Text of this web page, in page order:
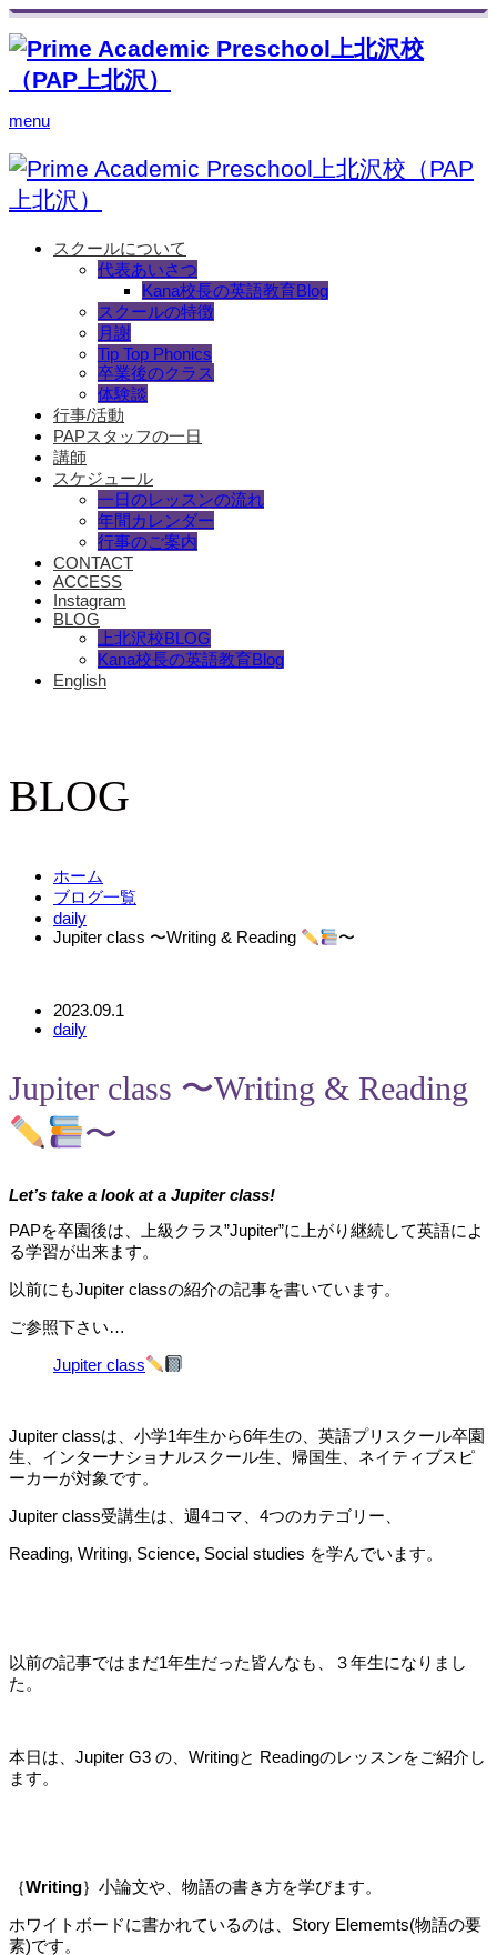
menu
スクールについて
代表あいさつ
Kana校長の英語教育Blog
スクールの特徴
月謝
Tip Top Phonics
卒業後のクラス
体験談
行事/活動
PAPスタッフの一日
講師
スケジュール
一日のレッスンの流れ
年間カレンダー
行事のご案内
CONTACT
ACCESS
Instagram
BLOG
上北沢校BLOG
Kana校長の英語教育Blog
English
BLOG
ホーム
ブログ一覧
daily
Jupiter class 〜Writing & Reading
〜
2023.09.1
daily
Jupiter class 〜Writing & Reading
〜
Let’s take a look at a Jupiter class!
PAPを卒園後は、上級クラス”Jupiter”に上がり継続して英語によ
る学習が出来ます。
以前にもJupiter classの紹介の記事を書いています。
ご参照下さい…
Jupiter class
Jupiter classは、小学1年生から6年生の、英語プリスクール卒園
生、インターナショナルスクール生、帰国生、ネイティブスピ
ーカーが対象です。
Jupiter class受講生は、週4コマ、4つのカテゴリー、
Reading, Writing, Science, Social studies を学んでいます。
以前の記事ではまだ1年生だった皆んなも、３年生になりまし
た。
本日は、Jupiter G3 の、Writingと Readingのレッスンをご紹介し
ます。
｛Writing｝小論文や、物語の書き方を学びます。
ホワイトボードに書かれているのは、Story Elememts(物語の要
素)です。